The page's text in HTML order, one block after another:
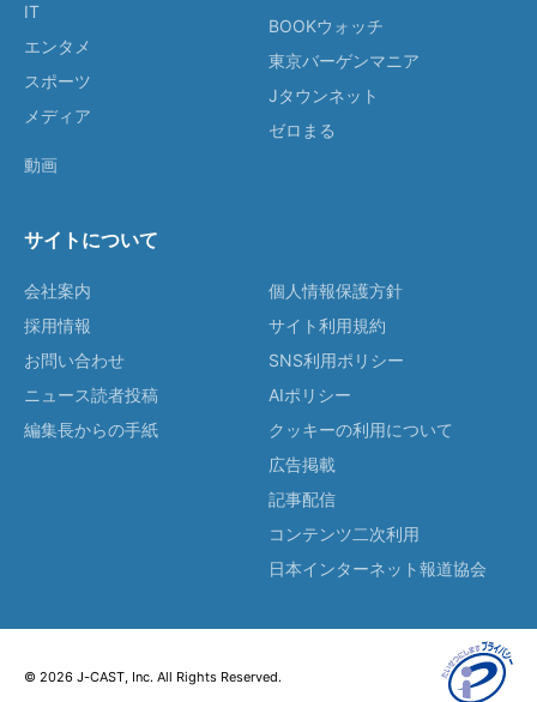
IT
エンタメ
スポーツ
メディア
動画
BOOKウォッチ
東京バーゲンマニア
Jタウンネット
ゼロまる
サイトについて
会社案内
採用情報
お問い合わせ
ニュース読者投稿
編集長からの手紙
個人情報保護方針
サイト利用規約
SNS利用ポリシー
AIポリシー
クッキーの利用について
広告掲載
記事配信
コンテンツ二次利用
日本インターネット報道協会
© 2026 J-CAST, Inc. All Rights Reserved.